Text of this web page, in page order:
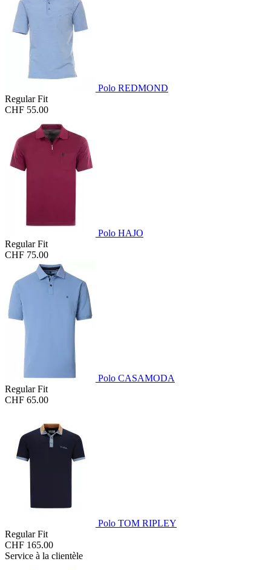
Polo REDMOND
Regular Fit
CHF 55.00
Polo HAJO
Regular Fit
CHF 75.00
Polo CASAMODA
Regular Fit
CHF 65.00
Polo TOM RIPLEY
Regular Fit
CHF 165.00
Service à la clientèle